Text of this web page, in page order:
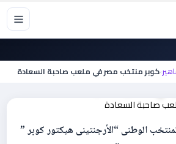
›كوبر منتخب مصر في ملعب صاحبة السعادة
الوطنى “الأرجنتينى هيكتور كوبر ”